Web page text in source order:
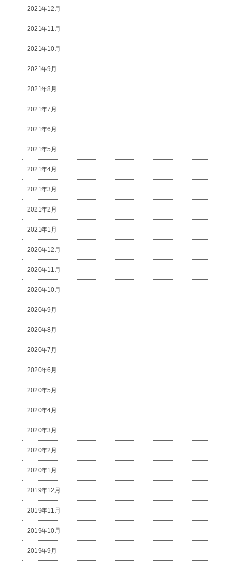
2021年12月
2021年11月
2021年10月
2021年9月
2021年8月
2021年7月
2021年6月
2021年5月
2021年4月
2021年3月
2021年2月
2021年1月
2020年12月
2020年11月
2020年10月
2020年9月
2020年8月
2020年7月
2020年6月
2020年5月
2020年4月
2020年3月
2020年2月
2020年1月
2019年12月
2019年11月
2019年10月
2019年9月